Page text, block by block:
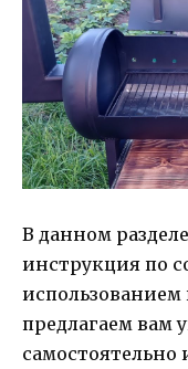
В данном
инструкция по
использованием
предлагаем вам
самостоятельно